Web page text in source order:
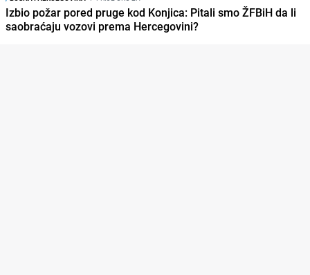
Izbio požar pored pruge kod Konjica: Pitali smo ŽFBiH da li
saobraćaju vozovi prema Hercegovini?